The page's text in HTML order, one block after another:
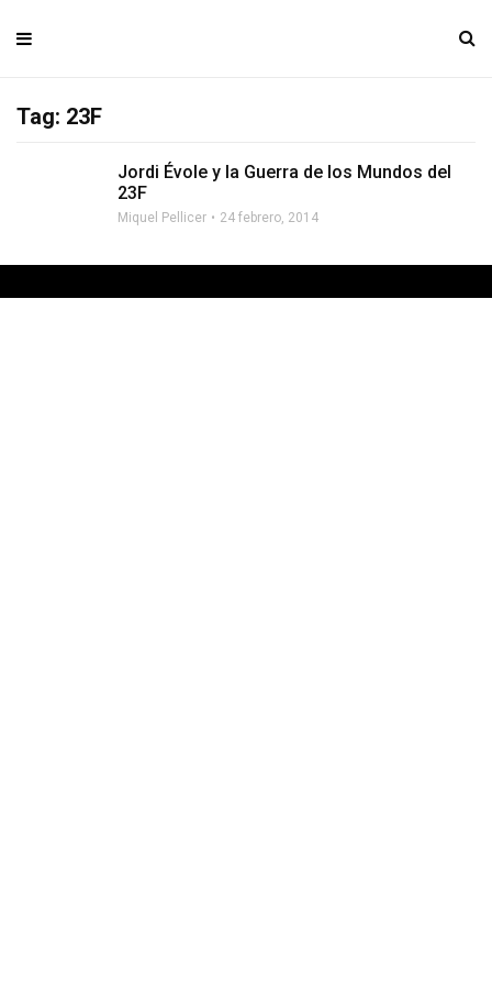
Tag: 23F
Jordi Évole y la Guerra de los Mundos del
23F
Miquel Pellicer 24 febrero, 2014